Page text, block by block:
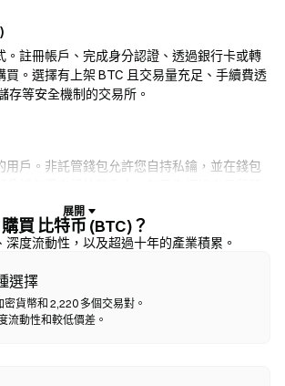
。註冊帳戶、完成身分認證、透過銀行卡或轉
買。選擇有上架 BTC 且交易量充足、手續費透
存等安全機制的交易所。
用戶。非託管錢包允許您自持私鑰，並在錢包
。務必備份助記詞，並在確認任何交易前核
交易。DEX 透過智能合約在鏈上執行兌換，無
連接兼容錢包，選擇代幣對，設置滑點容差後
買 比特币 (BTC)？
度流動性，以及超過十年的產業積累。
選擇
貨幣和 2,220 多個交易對。
流動性和較低價差。